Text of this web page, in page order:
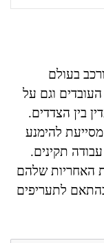
בעולם
וגם על
בין הצדדים.
להימנע
תקינים.
האחריות שלהם
לתעריפים